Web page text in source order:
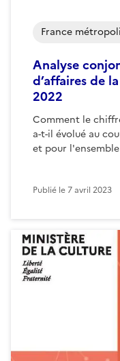
Analyse
d’affaires de
2022
Comment le
a-t-il évolué au
et pour
France
Publié le7 avril 2023